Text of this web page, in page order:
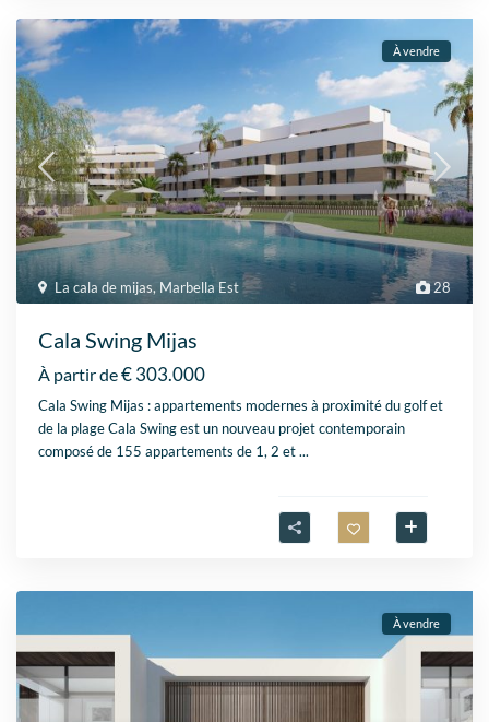
28
La cala de mijas, Marbella Est
À vendre
Cala Swing Mijas
À partir de€ 303.000
Cala Swing Mijas : appartements modernes à proximité du golf et
de la plage Cala Swing est un nouveau projet contemporain
composé de 155 appartements de 1, 2 et...
À vendre